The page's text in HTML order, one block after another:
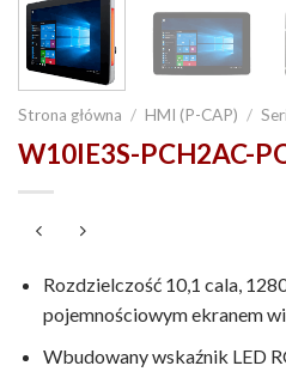
Strona główna / HMI (P-CAP) /
W10IE3S-PCH2AC-
Rozdzielczość 10,1 cala,
pojemnościowym ekranem
Wbudowany wskaźnik LED